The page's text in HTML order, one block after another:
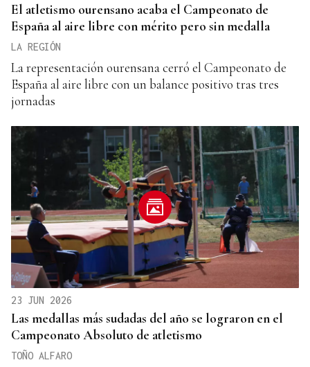
El atletismo ourensano acaba el Campeonato de
España al aire libre con mérito pero sin medalla
LA REGIÓN
La representación ourensana cerró el Campeonato de
España al aire libre con un balance positivo tras tres
jornadas
23 JUN 2026
Las medallas más sudadas del año se lograron en el
Campeonato Absoluto de atletismo
TOÑO ALFARO